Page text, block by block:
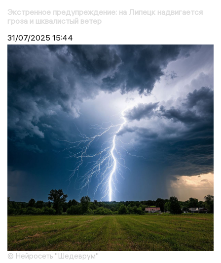
Экстренное предупреждение: на Липецк надвигается
гроза и шквалистый ветер
31/07/2025 15:44
© Нейросеть "Шедеврум"